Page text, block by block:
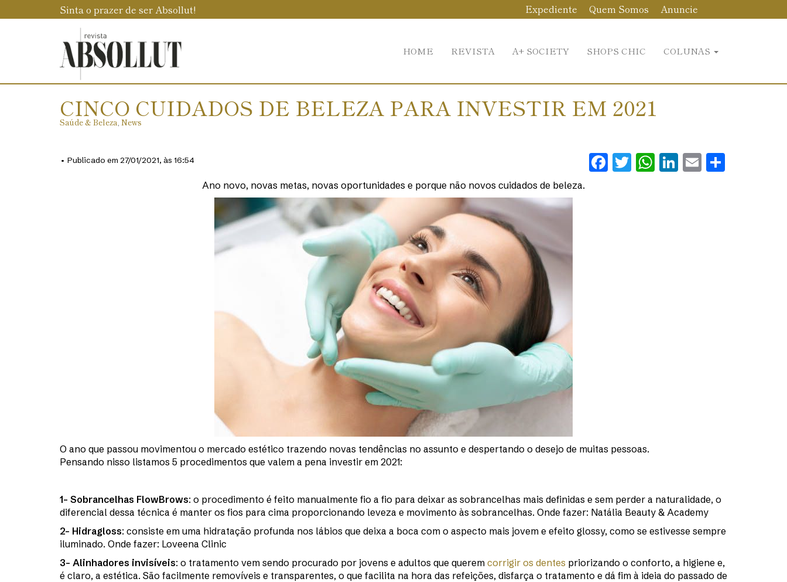
Sinta o prazer de ser Absollut! Expediente Quem Somos Anuncie
HOME REVISTA A+ SOCIETY SHOPS CHIC COLUNAS
CINCO CUIDADOS DE BELEZA PARA INVESTIR EM 2021
Saúde & Beleza, News
• Publicado em 27/01/2021, às 16:54 Facebook
Twitter
WhatsApp
LinkedIn
Email
Ano novo, novas metas, novas oportunidades e porque não novos cuidados de beleza.
O ano que passou movimentou o mercado estético trazendo novas tendências no assunto e despertando o desejo de muitas pessoas.
Pensando nisso listamos 5 procedimentos que valem a pena investir em 2021:
1- Sobrancelhas FlowBrows: o procedimento é feito manualmente fio a fio para deixar as sobrancelhas mais definidas e sem perder a naturalidade, o
diferencial dessa técnica é manter os fios para cima proporcionando leveza e movimento às sobrancelhas. Onde fazer: Natália Beauty & Academy
2- Hidragloss: consiste em uma hidratação profunda nos lábios que deixa a boca com o aspecto mais jovem e efeito glossy, como se estivesse sempre
iluminado. Onde fazer: Loveena Clinic
3- Alinhadores invisíveis: o tratamento vem sendo procurado por jovens e adultos que querem corrigir os dentes priorizando o conforto, a higiene e,
é claro, a estética. São facilmente removíveis e transparentes, o que facilita na hora das refeições, disfarça o tratamento e dá fim à ideia do passado de